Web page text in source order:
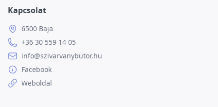
Kapcsolat
6500 Baja
+36 30 559 14 05
info@szivarvanybutor.hu
Facebook
Weboldal